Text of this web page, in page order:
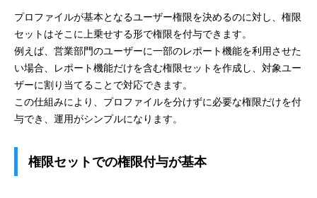
プロファイルが基本となるユーザー権限を決めるのに対し、権限
セットはそこに上乗せする形で権限を付与できます。
例えば、営業部門のユーザーに一部のレポート機能を利用させた
い場合、レポート機能だけを含む権限セットを作成し、対象ユー
ザーに割り当てることで対応できます。
この仕組みにより、プロファイルを分けずに必要な権限だけを付
与でき、運用がシンプルになります。
権限セットでの権限付与が基本